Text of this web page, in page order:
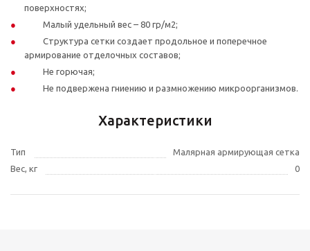
поверхностях;
Малый удельный вес – 80 гр/м2;
Структура сетки создает продольное и поперечное
армирование отделочных составов;
Не горючая;
Не подвержена гниению и размножению микроорганизмов.
Характеристики
Тип
Малярная армирующая сетка
Вес, кг
0